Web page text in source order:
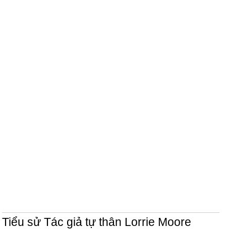
Tiểu sử Tác giả tự thân Lorrie Moore